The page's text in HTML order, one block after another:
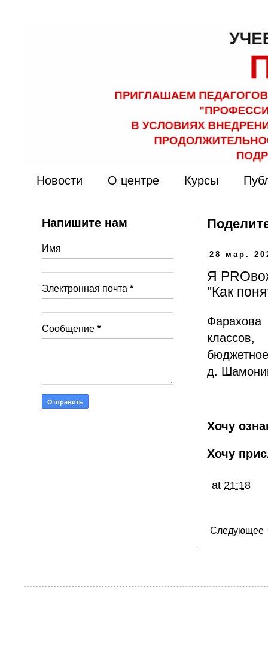
Новости О центре Курсы
28 мар.
Я
"Как
д.
Хочу
Хочу
at 21:18
Следующее
Напишите нам
Имя
Электронная почта *
Сообщение *